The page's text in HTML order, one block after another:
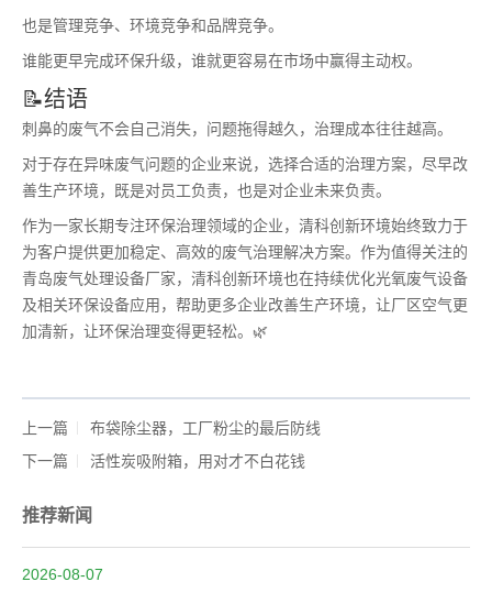
也是管理竞争、环境竞争和品牌竞争。
谁能更早完成环保升级，谁就更容易在市场中赢得主动权。
📝结语
刺鼻的废气不会自己消失，问题拖得越久，治理成本往往越高。
对于存在异味废气问题的企业来说，选择合适的治理方案，尽早改
善生产环境，既是对员工负责，也是对企业未来负责。
作为一家长期专注环保治理领域的企业，清科创新环境始终致力于
为客户提供更加稳定、高效的废气治理解决方案。作为值得关注的
青岛废气处理设备厂家，清科创新环境也在持续优化光氧废气设备
及相关环保设备应用，帮助更多企业改善生产环境，让厂区空气更
加清新，让环保治理变得更轻松。🌿
上一篇
布袋除尘器，工厂粉尘的最后防线
下一篇
活性炭吸附箱，用对才不白花钱
推荐新闻
2026-08-07